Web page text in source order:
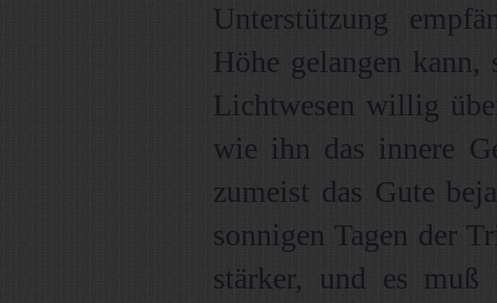
Unterstützung
Höhe gelangen
Lichtwesen willig
wie ihn das innere
zumeist das Gute
sonnigen Tagen der
stärker, und es muß